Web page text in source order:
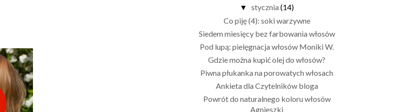
▼ stycznia (14)
Co piję (4): soki warzywne
Siedem miesięcy bez farbowania włosów
Pod lupą: pielęgnacja włosów Moniki W.
Gdzie można kupić olej do włosów?
Piwna płukanka na porowatych włosach
Ankieta dla Czytelników bloga
Powrót do naturalnego koloru włosów
Agnieszki